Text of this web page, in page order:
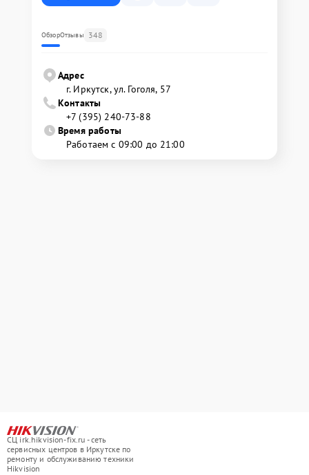
ОбзорОтзывы 348
Адрес
г. Иркутск, ул. ​Гоголя, 57
Контакты
+7 (395) 240-73-88
Время работы
Работаем с 09:00 до 21:00
СЦ irk.hikvision-fix.ru - сеть
сервисных центров в Иркутске по
ремонту и обслуживанию техники
Hikvision